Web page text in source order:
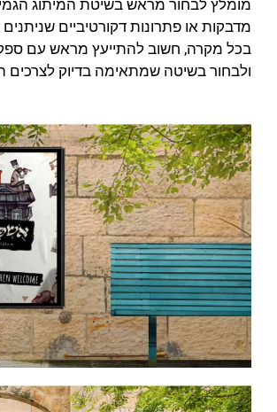
מומלץ לבחור מראש בשיטת המיתוג
מדבקות או פתרונות דקורטיביים
בכל מקרה, חשוב להתייעץ מראש עם
ולבחור בשיטה שמתאימה בדיוק לצרכים